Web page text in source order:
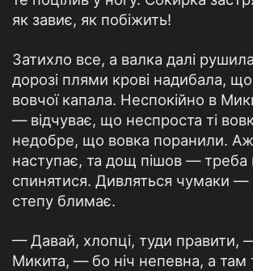
як завиє, як побіжить!
Затихло все, а валка далі
дорозі плями крові надибала,
вовчої капала. Неспокійно в
— відчуває, що неспроста ті
недобре, що вовка поранили. Аж
наступає, та дощ пішов — треба
спинятися. Дивляться чумаки —
степу блимає.
— Давай, хлопці, туди правити,
Микита, — бо ніч непевна, а там